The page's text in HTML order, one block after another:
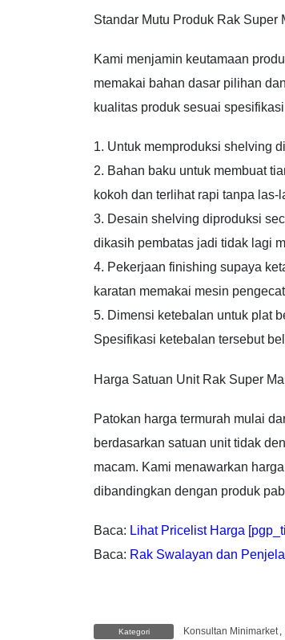
Standar Mutu Produk Rak Super
Kami menjamin keutamaan
memakai bahan dasar pilihan
kualitas produk sesuai
1. Untuk memproduksi shelving
2. Bahan baku untuk membuat
kokoh dan terlihat rapi tanpa las-
3. Desain shelving diproduksi
dikasih pembatas jadi tidak lagi
4. Pekerjaan finishing supaya
karatan memakai mesin
5. Dimensi ketebalan untuk plat
Spesifikasi ketebalan tersebut
Harga Satuan Unit Rak Super
Patokan harga termurah mulai
berdasarkan satuan unit tidak
macam. Kami menawarkan
dibandingkan dengan produk
Baca: Lihat Pricelist Harga
Baca: Rak Swalayan dan
Kategori Konsultan Minimarket ,